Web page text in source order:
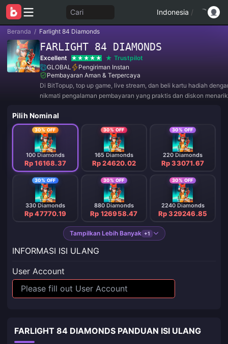
Cari Indonesia /
Beranda / Farlight 84 Diamonds
FARLIGHT 84 DIAMONDS
Excellent
Trustpilot
GLOBAL
Pengiriman Instan
Pembayaran Aman & Terpercaya
Di BitTopup, top up game, live stream, dan beli kartu hadiah
nikmati pengalaman pembayaran yang praktis dan diskon
Pilih Nominal
30% OFF
100 Diamonds
Rp 16168.37
30% OFF
165 Diamonds
Rp 24620.02
30% OFF
220 Diamonds
Rp 33071.67
30% OFF
330 Diamonds
Rp 47770.19
30% OFF
880 Diamonds
Rp 126958.47
30% OFF
2240 Diamonds
Rp 329246.85
Tampilkan Lebih Banyak +1
INFORMASI ISI ULANG
User Account
FARLIGHT 84 DIAMONDS PANDUAN ISI ULANG